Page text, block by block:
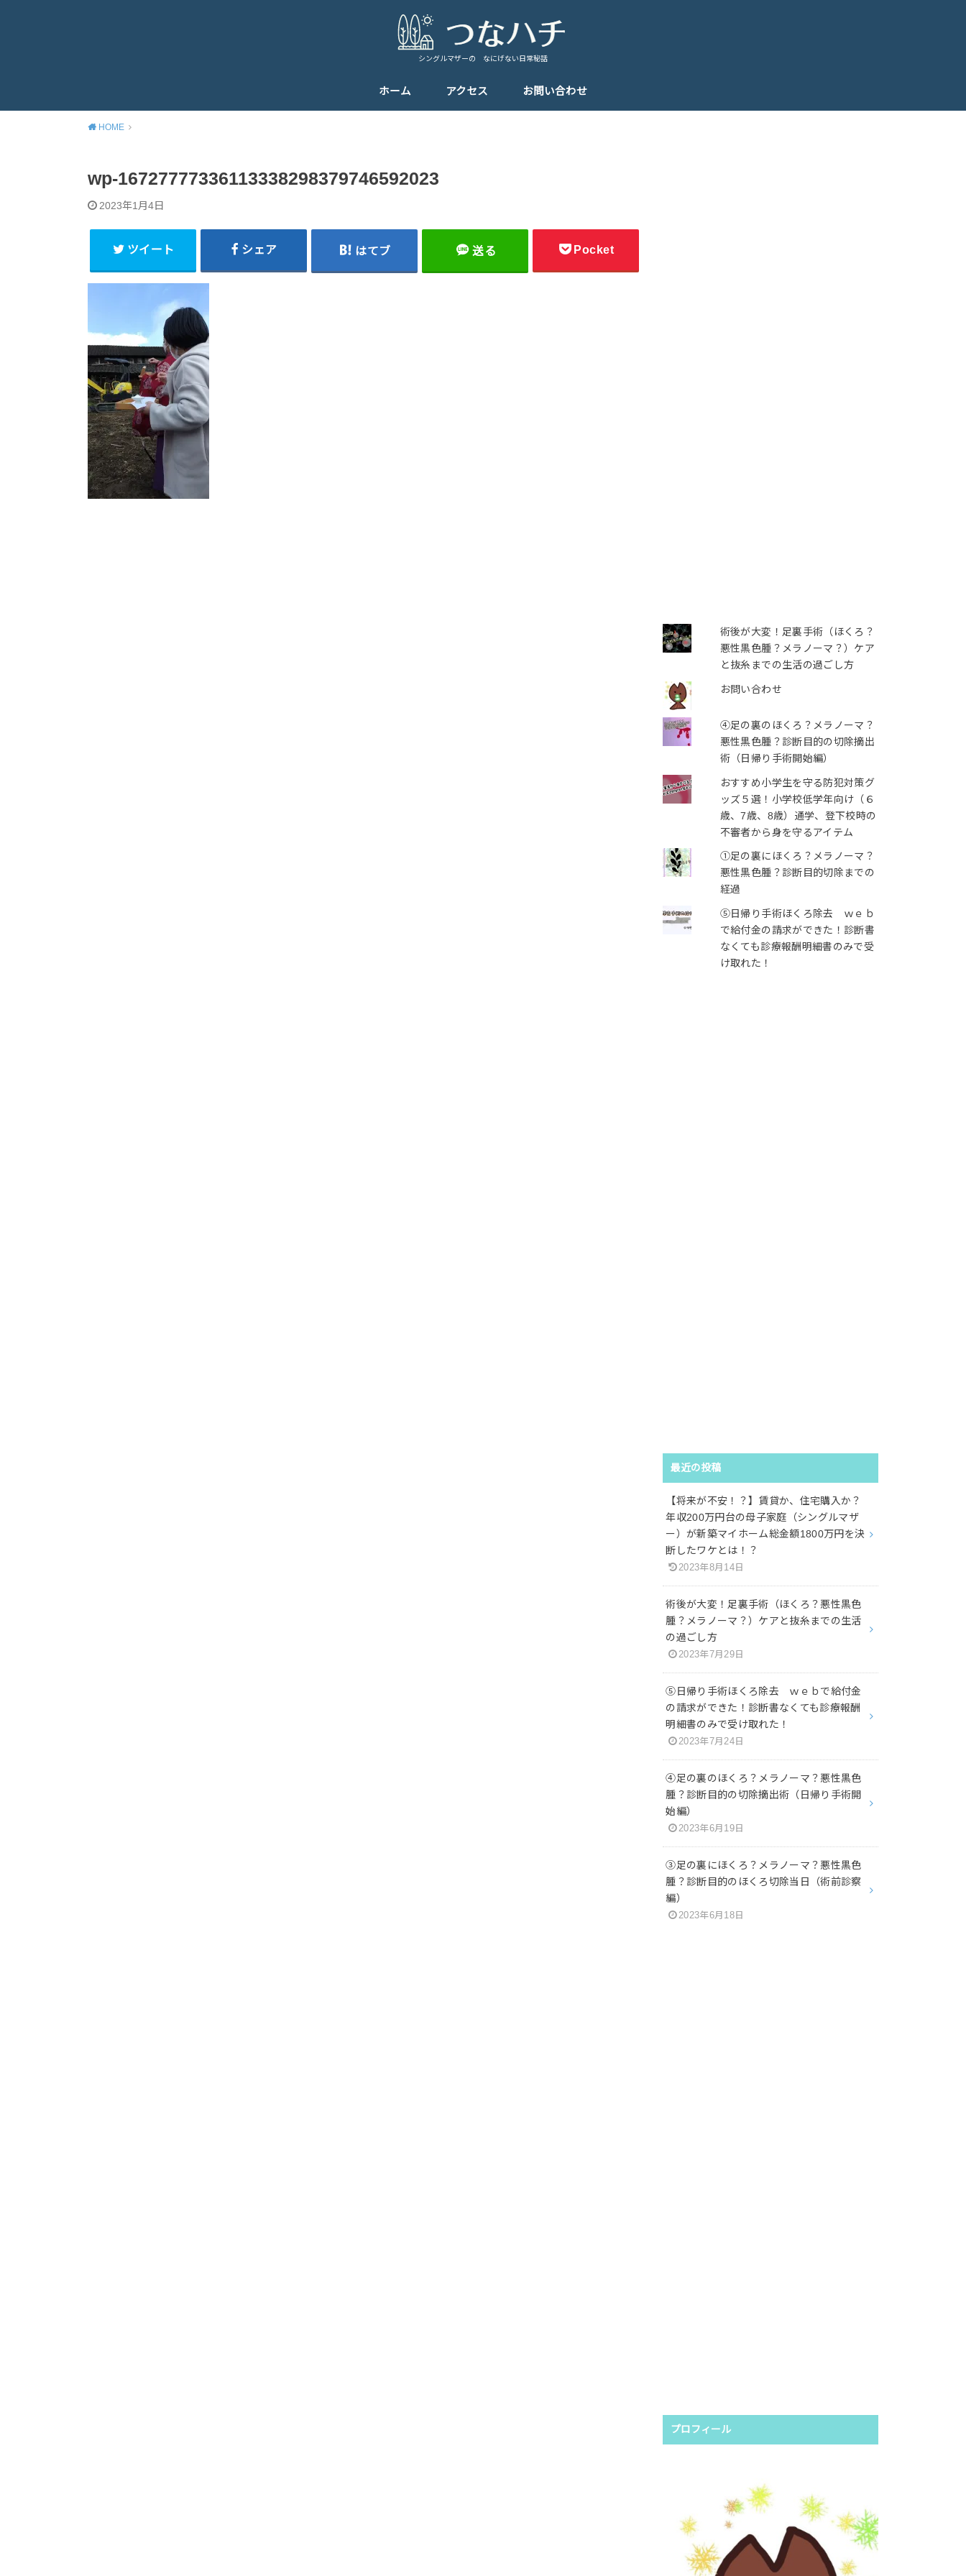
シングルマザーの なにげない日常秘話
ホーム アクセス お問い合わせ
HOME
wp-16727777336113338298379746592023
2023年1月4日
ツイート シェア はてブ 送る Pocket
術後が大変！足裏手術（ほくろ？
悪性黒色腫？メラノーマ？）ケア
と抜糸までの生活の過ごし方
お問い合わせ
④足の裏のほくろ？メラノーマ？
悪性黒色腫？診断目的の切除摘出
術（日帰り手術開始編）
おすすめ小学生を守る防犯対策グ
ッズ５選！小学校低学年向け（６
歳、7歳、8歳）通学、登下校時の
不審者から身を守るアイテム
①足の裏にほくろ？メラノーマ？
悪性黒色腫？診断目的切除までの
経過
⑤日帰り手術ほくろ除去 ｗｅｂ
で給付金の請求ができた！診断書
なくても診療報酬明細書のみで受
け取れた！
最近の投稿
【将来が不安！？】賃貸か、住宅購入か？
年収200万円台の母子家庭（シングルマザ
ー）が新築マイホーム総金額1800万円を決
断したワケとは！？
2023年8月14日
術後が大変！足裏手術（ほくろ？悪性黒色
腫？メラノーマ？）ケアと抜糸までの生活
の過ごし方
2023年7月29日
⑤日帰り手術ほくろ除去 ｗｅｂで給付金
の請求ができた！診断書なくても診療報酬
明細書のみで受け取れた！
2023年7月24日
④足の裏のほくろ？メラノーマ？悪性黒色
腫？診断目的の切除摘出術（日帰り手術開
始編）
2023年6月19日
③足の裏にほくろ？メラノーマ？悪性黒色
腫？診断目的のほくろ切除当日（術前診察
編）
2023年6月18日
プロフィール